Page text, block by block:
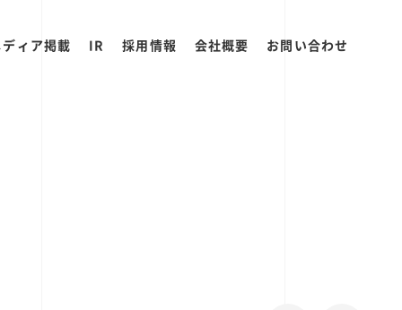
ィア掲載 IR 採用情報 会社概要 お問い合わせ